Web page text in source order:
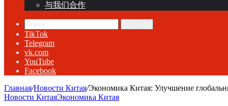
与我们合作
TikTok
Telegram
vk.com
YouTube
Facebook
Главная/Новости Китая/Экономика Китая: Улучшение
Новости КитаяЭкономика Китая